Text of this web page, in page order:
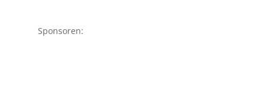
Sponsoren: